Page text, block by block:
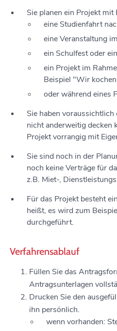
Sie planen ein Projekt mit
eine Studienfahrt
eine Veranstaltung
ein Schulfest oder
ein Projekt im
Beispiel "Wir
oder während eines
Sie haben
nicht anderweitig decken
Projekt vorrangig mit
Sie sind noch in der
noch keine Verträge für
z.B. Miet-,
Für das Projekt besteht
heißt, es wird zum
durchgeführt.
Verfahrensablauf
Füllen Sie das
Antragsunterlagen
Drucken Sie den
ihn persönlich.
wenn vorhanden: